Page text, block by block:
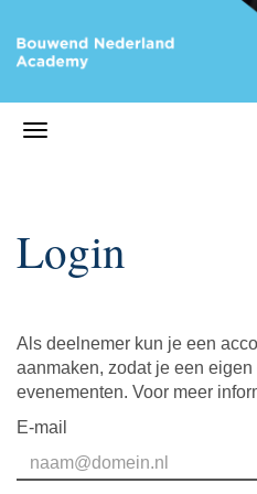
Login
Als deelnemer kun je een
aanmaken, zodat je een
evenementen. Voor meer
E-mail